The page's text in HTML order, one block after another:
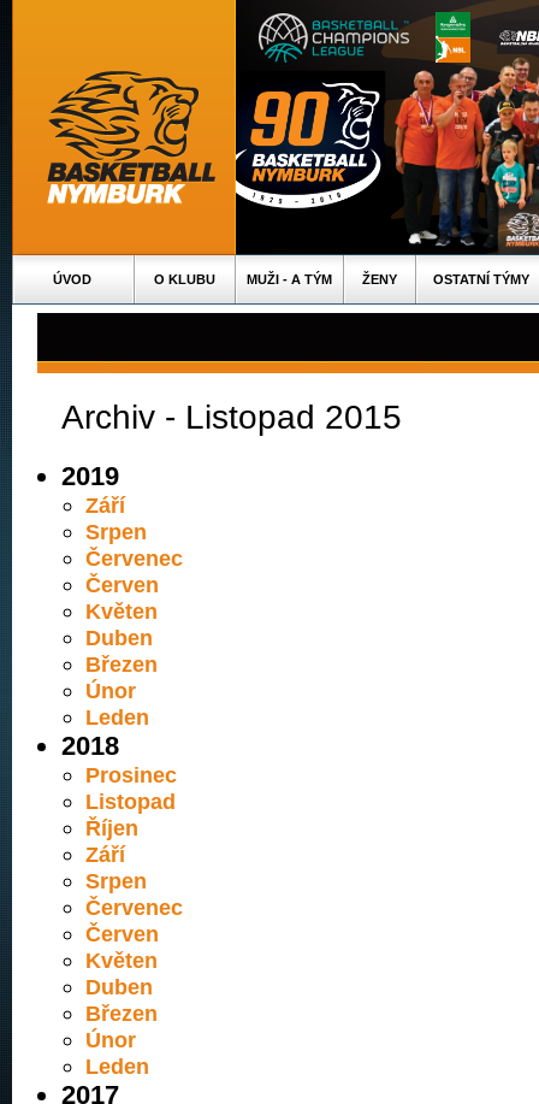
ÚVOD O KLUBU MUŽI - A TÝM ŽENY OSTATNÍ TÝMY
Archiv - Listopad 2015
2019
Září
Srpen
Červenec
Červen
Květen
Duben
Březen
Únor
Leden
2018
Prosinec
Listopad
Říjen
Září
Srpen
Červenec
Červen
Květen
Duben
Březen
Únor
Leden
2017